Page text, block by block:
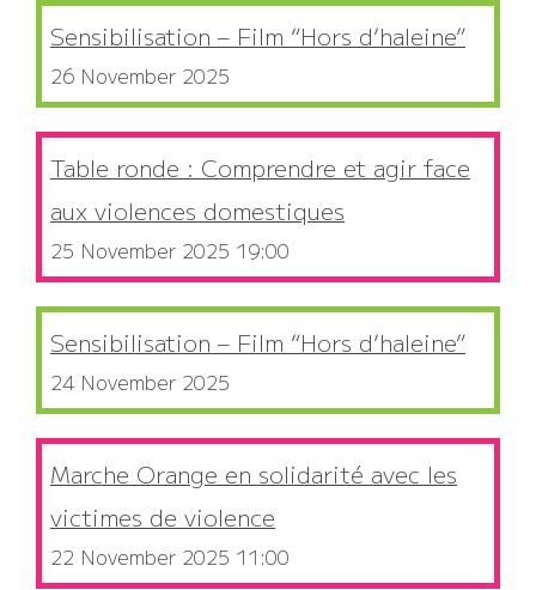
Sensibilisation – Film “Hors d’haleine”
26 November 2025
Table ronde : Comprendre et agir face
aux violences domestiques
25 November 2025 19:00
Sensibilisation – Film “Hors d’haleine”
24 November 2025
Marche Orange en solidarité avec les
victimes de violence
22 November 2025 11:00